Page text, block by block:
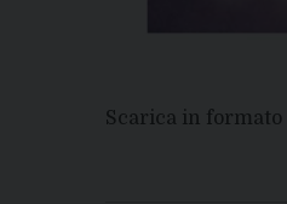
Scarica in formato